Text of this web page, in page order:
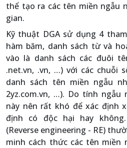
thể tạo ra các tên miền ngẫu
gian.
Kỹ thuật DGA sử dụng 4
hàm băm, danh sách từ và
vào là danh sách các đuôi
.net.vn, .vn, …) với các chuỗi
danh sách tên miền ngẫu
2yz.com.vn, …). Do tính ngẫu
này nên rất khó để xác định
định có độc hại hay
(Reverse engineering - RE)
minh cách thức các tên miền